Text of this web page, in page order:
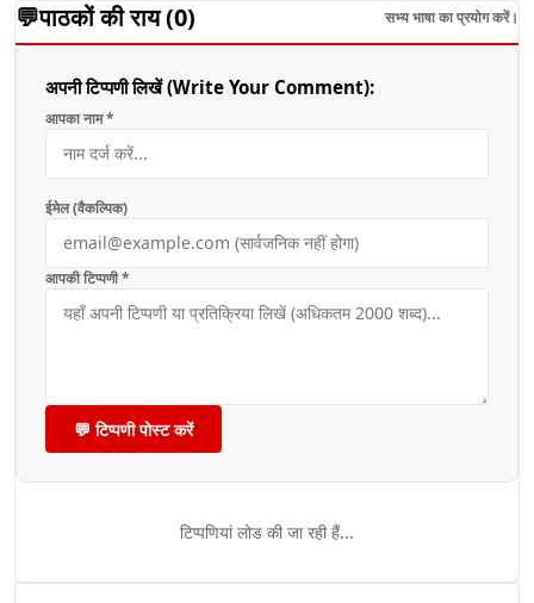
💬पाठकों की राय (0) सभ्य भाषा का प्रयोग करें।
अपनी टिप्पणी लिखें (Write Your Comment):
आपका नाम *
ईमेल (वैकल्पिक)
आपकी टिप्पणी *
💬 टिप्पणी पोस्ट करें
टिप्पणियां लोड की जा रही हैं...